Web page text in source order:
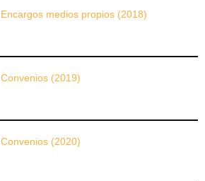
Encargos medios propios (2018)
Convenios (2019)
Convenios (2020)